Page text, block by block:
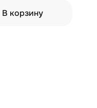
В корзину